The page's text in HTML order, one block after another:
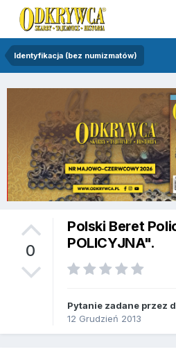
Identyfikacja (bez numizmatów)
0
Polski Beret
POLICYJNA".
Pytanie zadane przez
12 Grudzień 2013